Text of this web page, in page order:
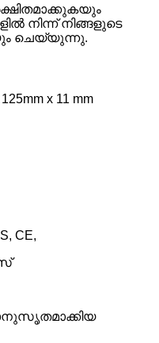
നിന്ന് നിങ്ങളുടെ
ചെയ്യുന്നു.
x 11 mm
CE,